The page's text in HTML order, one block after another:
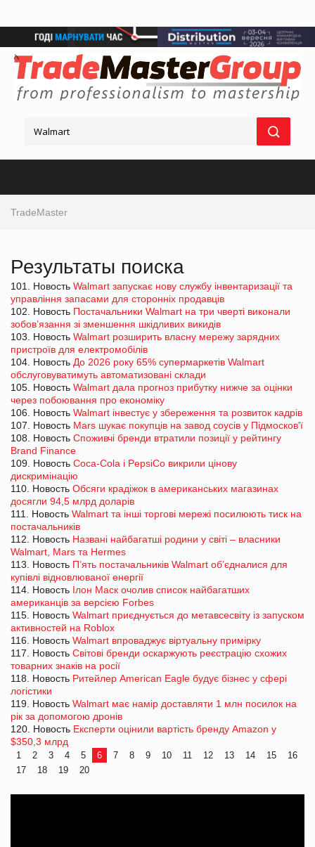
TradeMaster
Результаты поиска
101. Новость Walmart запускає нову службу інвентаризації та
управління запасами для сторонніх продавців
102. Новость Постачальники Walmart на три чверті виконали
зобов’язання зі зменшення шкідливих викидів
103. Новость Walmart розширить власну мережу зарядних
пристроїв для електромобілів
104. Новость До 2026 року 65% супермаркетів Walmart
обслуговуватимуть автоматизовані склади
105. Новость Walmart дала прогноз прибутку нижче за оцінки
через побоювання про економіку
106. Новость Walmart інвестує у збереження та розвиток кадрів
107. Новость Mars шукає покупців на завод соусів у Підмосков'ї
108. Новость Споживчі бренди втратили позиції у рейтингу
Brand Finance
109. Новость Coca-Cola і PepsiCo викрили цінову
дискримінацію
110. Новость Обсяги крадіжок в американських магазинах
досягли 94,5 млрд доларів
111. Новость Walmart та інші торгові мережі посилюють тиск на
постачальників
112. Новость Названі найбагатші родини у світі – власники
Walmart, Mars та Hermes
113. Новость П’ять постачальників Walmart об’єдналися для
купівлі відновлюваної енергії
114. Новость Ілон Маск очолив список найбагатших
американців за версією Forbes
115. Новость Walmart приєднується до метавсесвіту із запуском
активностей на Roblox
116. Новость Walmart впроваджує віртуальну примірку
117. Новость Світові бренди оскаржують реєстрацію схожих
товарних знаків на росії
118. Новость Ритейлер American Eagle будує бізнес у сфері
логістики
119. Новость Walmart має намір доставляти 1 млн посилок на
рік за допомогою дронів
120. Новость Експерти оцінили вартість бренду Amazon у
$350,3 млрд
1 2 3 4 5 6 7 8 9 10 11 12 13 14 15
16
17
18 19 20